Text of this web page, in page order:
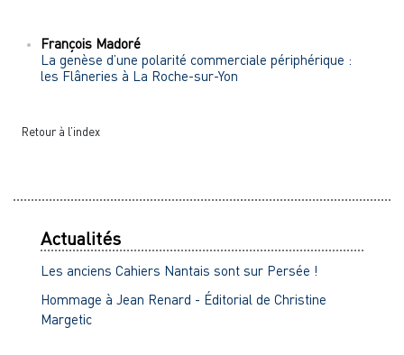
François Madoré
La genèse d’une polarité commerciale périphérique :
les Flâneries à La Roche-sur-Yon
Retour à l’index
Actualités
Les anciens Cahiers Nantais sont sur Persée !
Hommage à Jean Renard - Éditorial de Christine
Margetic